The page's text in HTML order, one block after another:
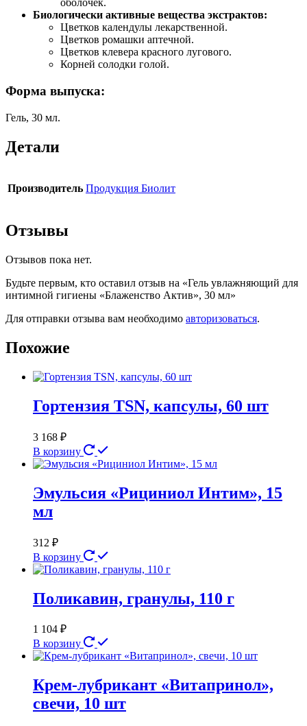
оболочек.
Биологически активные вещества экстрактов:
Цветков календулы лекарственной.
Цветков ромашки аптечной.
Цветков клевера красного лугового.
Корней солодки голой.
Форма выпуска:
Гель, 30 мл.
Детали
Производитель Продукция Биолит
Отзывы
Отзывов пока нет.
Будьте первым, кто оставил отзыв на «Гель увлажняющий для
интимной гигиены «Блаженство Актив», 30 мл»
Для отправки отзыва вам необходимо авторизоваться.
Похожие
Гортензия TSN, капсулы, 60 шт
3 168 ₽
В корзину
Эмульсия «Рициниол Интим», 15
мл
312 ₽
В корзину
Поликавин, гранулы, 110 г
1 104 ₽
В корзину
Крем-лубрикант «Витапринол»,
свечи, 10 шт